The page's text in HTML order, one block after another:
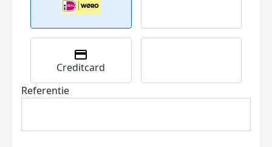
Creditcard
Referentie